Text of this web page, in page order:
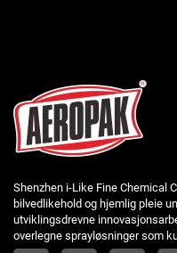
Shenzhen i-Like Fine Chemical
bilvedlikehold og hjemlig pleie
utviklingsdrevne
overlegne sprayløsninger som